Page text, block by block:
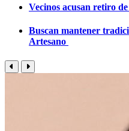
Vecinos acusan retiro
Buscan mantener
Artesano